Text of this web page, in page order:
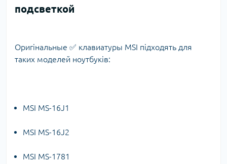
подсветкой
Оригінальные ✅ клавиатуры MSI підходять для
таких моделей ноутбуків:
MSI MS-16J1
MSI MS-16J2
MSI MS-1781